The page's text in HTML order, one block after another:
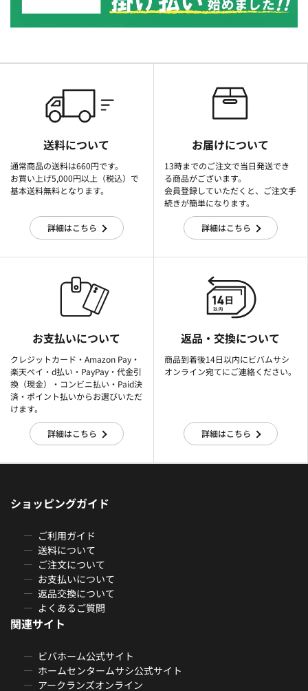
送料について
通常商品の送料は660円です。
お買い上げ5,000円以上（税込）で
基本送料無料となります。
詳細はこちら
お届けについて
13時までのご注文で当日発送でき
る商品がございます。
会員登録していただくと、ご注文手
続きが簡単になります。
詳細はこちら
お支払いについて
クレジットカード・Amazon Pay・
楽天ぺイ・d払い・PayPay・代金引
換（現金）・コンビニ払い・Paid決
済・ポイント払いからお選びいただ
けます。
詳細はこちら
返品・交換について
商品到着後14日以内にビバムサシ
オンライン宛てにご連絡ください。
詳細はこちら
ショッピングガイド
ご利用ガイド
送料について
ご注文について
お支払いについて
返品交換について
よくあるご質問
関連サイト
ビバホーム公式サイト
ホームセンタームサシ公式サイト
アークランズオンライン